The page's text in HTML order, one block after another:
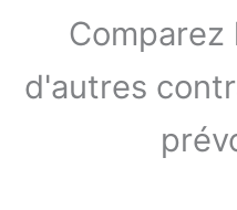
Comparez
d'autres